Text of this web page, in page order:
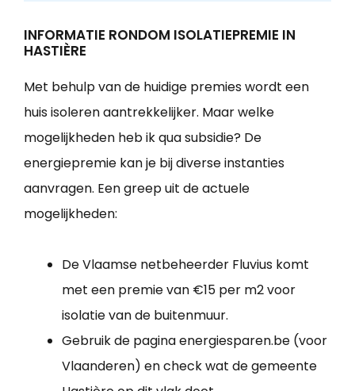
INFORMATIE RONDOM ISOLATIEPREMIE IN
HASTIÈRE
Met behulp van de huidige premies wordt een
huis isoleren aantrekkelijker. Maar welke
mogelijkheden heb ik qua subsidie? De
energiepremie kan je bij diverse instanties
aanvragen. Een greep uit de actuele
mogelijkheden:
De Vlaamse netbeheerder Fluvius komt
met een premie van €15 per m2 voor
isolatie van de buitenmuur.
Gebruik de pagina energiesparen.be (voor
Vlaanderen) en check wat de gemeente